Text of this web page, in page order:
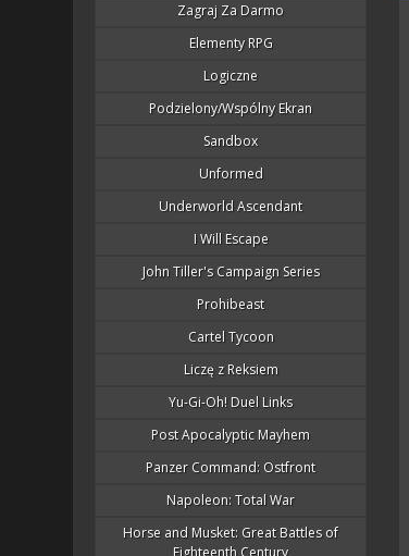
Zagraj Za Darmo
Elementy RPG
Logiczne
Podzielony/wspólny Ekran
Sandbox
Unformed
Underworld Ascendant
I Will Escape
John Tiller's Campaign Series
Prohibeast
Cartel Tycoon
Liczę z Reksiem
Yu-Gi-Oh! Duel Links
Post Apocalyptic Mayhem
Panzer Command: Ostfront
Napoleon: Total War
Horse and Musket: Great Battles of
Eighteenth Century